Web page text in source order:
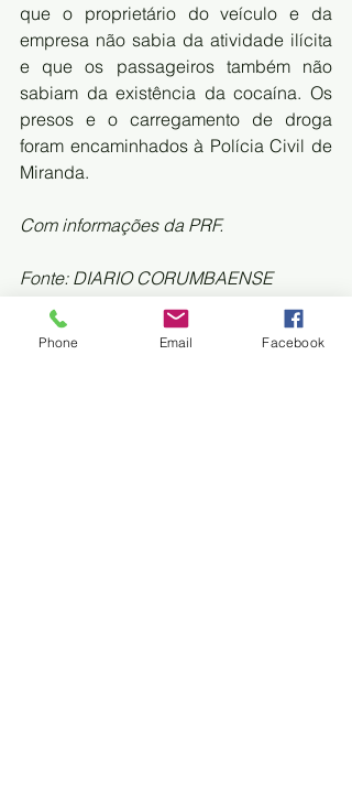
que o proprietário do veículo e da
empresa não sabia da atividade ilícita
e que os passageiros também não
sabiam da existência da cocaína. Os
presos e o carregamento de droga
foram encaminhados à Polícia Civil de
Miranda.
Com informações da PRF.
Fonte: DIARIO CORUMBAENSE
http://diarionline.com.br/index.php?
s=noticia&id=141537
Segurança Pública
Phone Email Facebook